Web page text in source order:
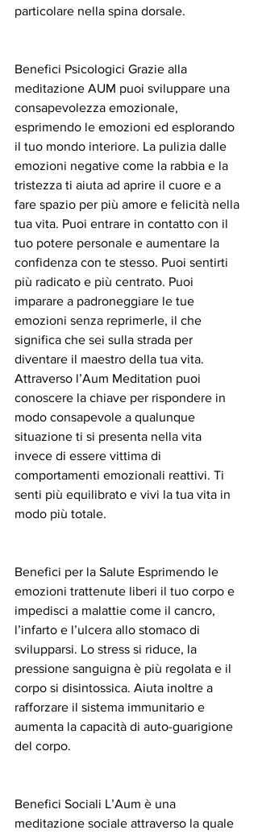
particolare nella spina dorsale.
Benefici Psicologici Grazie alla
meditazione AUM puoi sviluppare una
consapevolezza emozionale,
esprimendo le emozioni ed esplorando
il tuo mondo interiore. La pulizia dalle
emozioni negative come la rabbia e la
tristezza ti aiuta ad aprire il cuore e a
fare spazio per più amore e felicità nella
tua vita. Puoi entrare in contatto con il
tuo potere personale e aumentare la
confidenza con te stesso. Puoi sentirti
più radicato e più centrato. Puoi
imparare a padroneggiare le tue
emozioni senza reprimerle, il che
significa che sei sulla strada per
diventare il maestro della tua vita.
Attraverso l’Aum Meditation puoi
conoscere la chiave per rispondere in
modo consapevole a qualunque
situazione ti si presenta nella vita
invece di essere vittima di
comportamenti emozionali reattivi. Ti
senti più equilibrato e vivi la tua vita in
modo più totale.
Benefici per la Salute Esprimendo le
emozioni trattenute liberi il tuo corpo e
impedisci a malattie come il cancro,
l’infarto e l’ulcera allo stomaco di
svilupparsi. Lo stress si riduce, la
pressione sanguigna è più regolata e il
corpo si disintossica. Aiuta inoltre a
rafforzare il sistema immunitario e
aumenta la capacità di auto-guarigione
del corpo.
Benefici Sociali L’Aum è una
meditazione sociale attraverso la quale